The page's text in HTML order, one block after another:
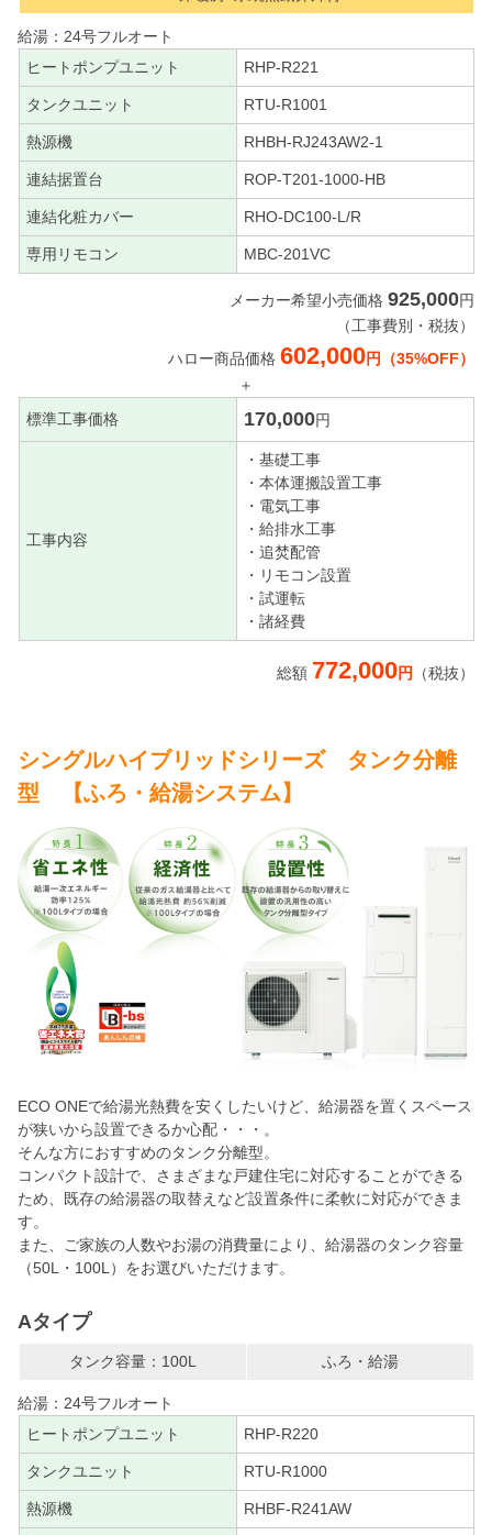
給湯：24号フルオート
ヒートポンプユニット
RHP-R221
タンクユニット RTU-R1001
熱源機 RHBH-RJ243AW2-1
連結据置台 ROP-T201-1000-HB
連結化粧カバー RHO-DC100-L/R
専用リモコン MBC-201VC
メーカー希望小売価格 925,000円
（工事費別・税抜）
ハロー商品価格 602,000円（35%OFF）
＋
標準工事価格
170,000円
工事内容
・基礎工事
・本体運搬設置工事
・電気工事
・給排水工事
・追焚配管
・リモコン設置
・試運転
・諸経費
総額 772,000円 （税抜）
シングルハイブリッドシリーズ タンク分離
型 【ふろ・給湯システム】
ECO ONEで給湯光熱費を安くしたいけど、給湯器を置くスペース
が狭いから設置できるか心配・・・。
そんな方におすすめのタンク分離型。
コンパクト設計で、さまざまな戸建住宅に対応することができる
ため、既存の給湯器の取替えなど設置条件に柔軟に対応ができま
す。
また、ご家族の人数やお湯の消費量により、給湯器のタンク容量
（50L・100L）をお選びいただけます。
Aタイプ
タンク容量：100L ふろ・給湯
給湯：24号フルオート
ヒートポンプユニット
RHP-R220
タンクユニット RTU-R1000
熱源機 RHBF-R241AW